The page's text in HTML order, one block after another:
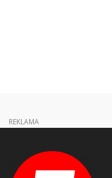
REKLAMA